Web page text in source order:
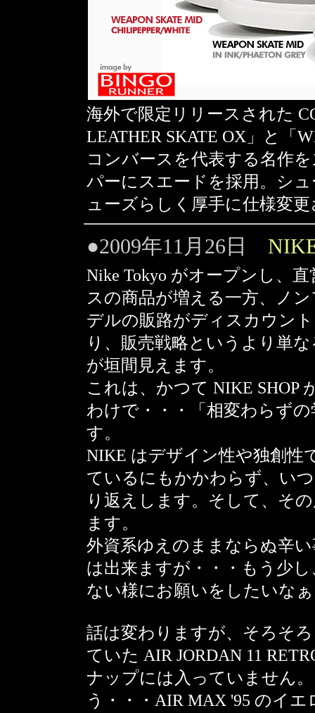
海外で限定リリースされた
LEATHER SKATE OX」と「
コンバースを代表する名作
パーにスエードを採用。シ
ューズらしく厚手に仕様変
●2009年11月26日
Nike Tokyo がオープンし、
スの商品が増える一方、ノ
デルの販路がディスカウン
り、販売戦略というより単
が垣間見えます。
これは、かつて NIKE SHOP
わけで・・・「相変わらず
す。
NIKE はデザイン性や独創性
ているにもかかわらず、い
り返えします。そして、そ
ます。
外資系ゆえのままならぬ辛
は出来ますが・・・もう少
ない様にお願いをしたいな
話は変わりますが、そろそ
ていた AIR JORDAN 11
ナップには入っていません
う・・・AIR MAX '95 のイ